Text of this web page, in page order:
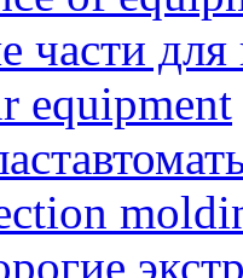
для
equipment